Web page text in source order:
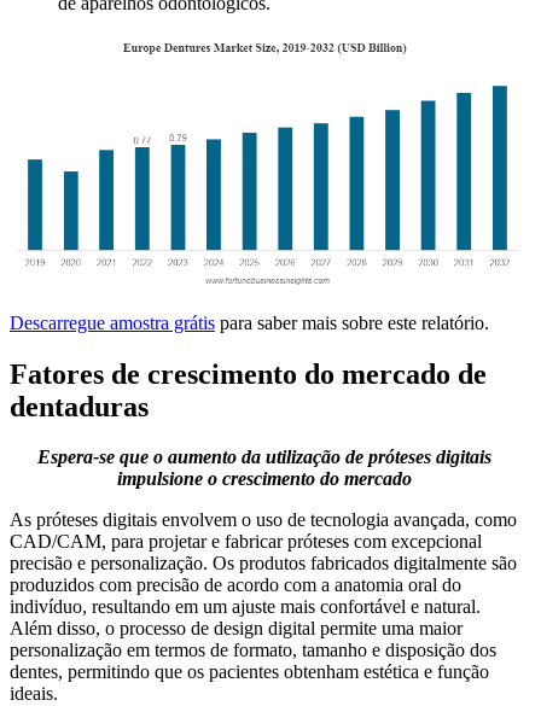
Descarregue amostra grátis para saber mais sobre este relatório.
Fatores de crescimento do mercado de
dentaduras
Espera-se que o aumento da utilização de próteses digitais
impulsione o crescimento do mercado
As próteses digitais envolvem o uso de tecnologia avançada, como
CAD/CAM, para projetar e fabricar próteses com excepcional
precisão e personalização. Os produtos fabricados digitalmente são
produzidos com precisão de acordo com a anatomia oral do
indivíduo, resultando em um ajuste mais confortável e natural.
Além disso, o processo de design digital permite uma maior
personalização em termos de formato, tamanho e disposição dos
dentes, permitindo que os pacientes obtenham estética e função
ideais.